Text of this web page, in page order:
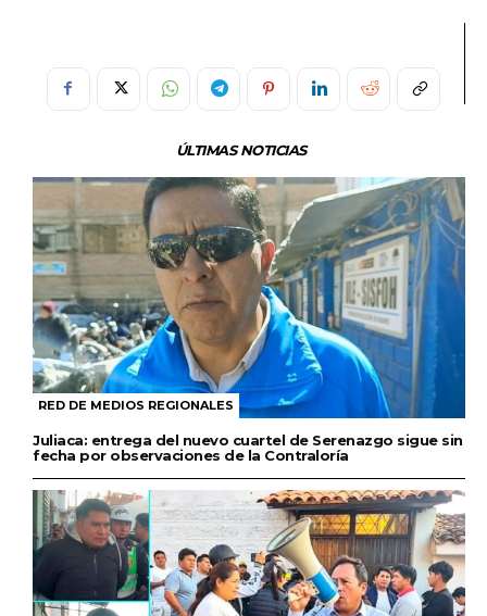
ÚLTIMAS NOTICIAS
RED DE MEDIOS REGIONALES
Juliaca: entrega del nuevo cuartel de Serenazgo sigue sin
fecha por observaciones de la Contraloría